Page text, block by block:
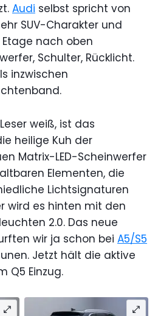
Audi selbst spricht von
SUV-Charakter und
Etage nach oben
Schulter, Rücklicht.
inzwischen
weiß, ist das
heilige Kuh der
Matrix-LED-Scheinwerfer
Elementen, die
Lichtsignaturen
wird es hinten mit den
2.0. Das neue
wir ja schon bei A5/S5
Jetzt hält die aktive
Q5 Einzug.